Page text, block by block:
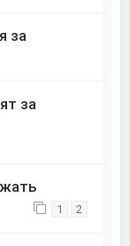
за
за
1 2